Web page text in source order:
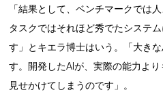
「結果として、ベンチマークでは
タスクではそれほど秀でたシステ
す」とキエラ博士はいう。「大き
す。開発したAIが、実際の能力よ
見せかけてしまうのです」。